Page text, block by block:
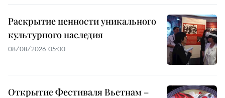
Раскрытие ценности уникального
культурного наследия
08/08/2026 05:00
Открытие Фестиваля Вьетнам –